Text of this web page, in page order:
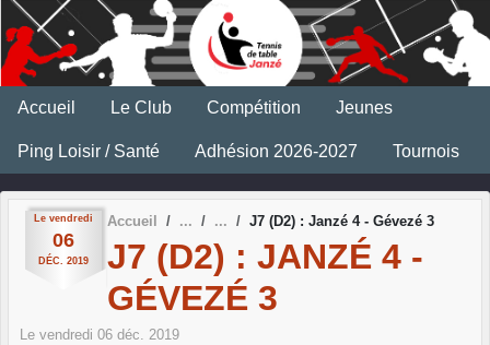
Accueil Le Club Compétition Jeunes
Ping Loisir / Santé Adhésion 2026-2027 Tournois
Le vendredi
06
DÉC. 2019
Accueil J7 (D2) : Janzé 4 - Gévezé 3
J7 (D2) : JANZÉ 4 -
GÉVEZÉ 3
Le vendredi 06 déc. 2019
Panneau de gestion des cookies